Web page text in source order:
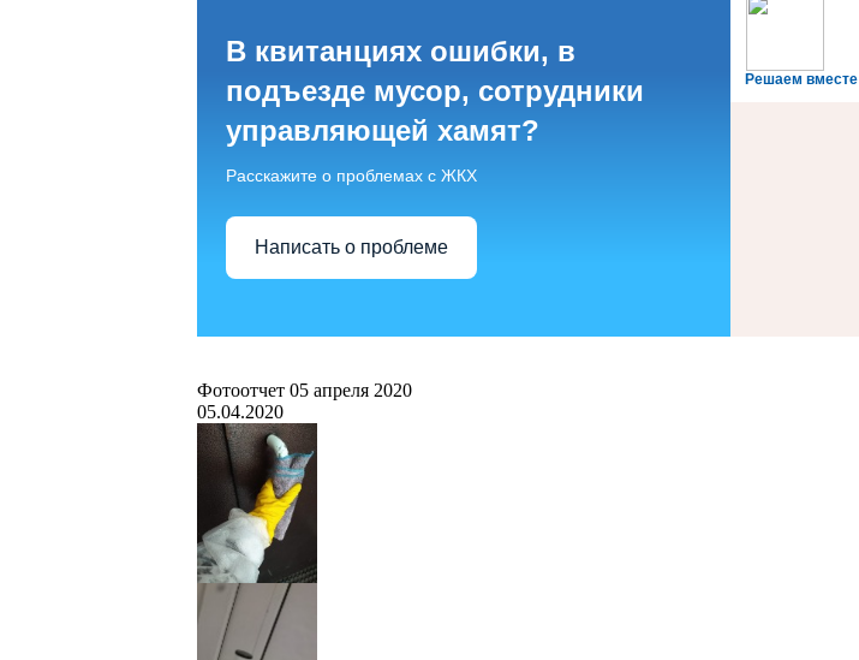
Решаем вместе
В квитанциях ошибки, в
подъезде мусор, сотрудники
управляющей хамят?
Расскажите о проблемах с ЖКХ
Написать о проблеме
Фотоотчет 05 апреля 2020
05.04.2020